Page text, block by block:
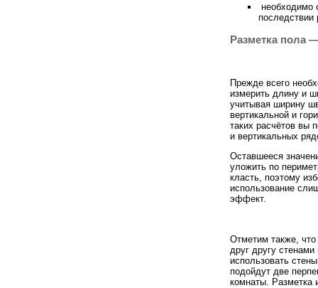
необходимо
последствии
Разметка пола
Прежде всего
измерить длину и
учитывая ширину
вертикальной и
таких расчётов вы
и вертикальных
Оставшееся
уложить по
класть, поэтому
использование
эффект.
Отметим также,
друг другу
использовать
подойдут две
комнаты. Разметка